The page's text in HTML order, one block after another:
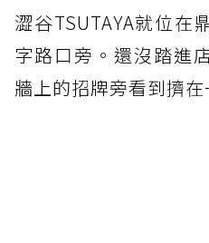
澀谷TSUTAYA就位在
字路口旁。還沒踏進
牆上的招牌旁看到擠在